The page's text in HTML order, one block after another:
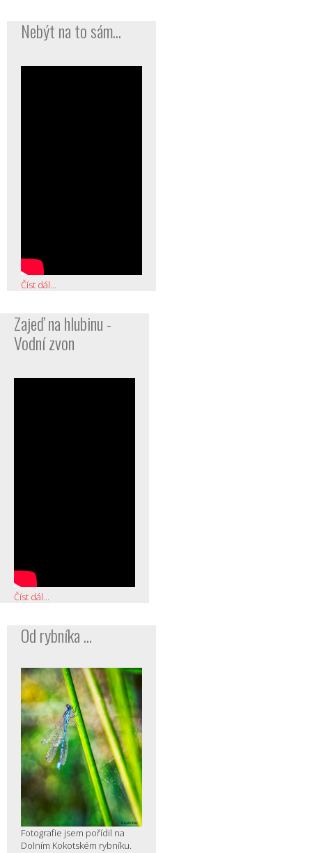
Nebýt na to sám...
Číst dál...
Zajeď na hlubinu -
Vodní zvon
Číst dál...
Od rybníka ...
Fotografie jsem pořídil na
Dolním Kokotském rybníku.